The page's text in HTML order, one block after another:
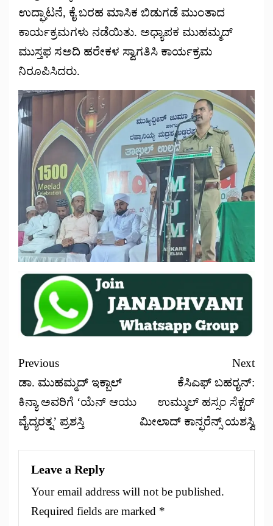
ಉದ್ಘಾಟನೆ, ಕೈ ಬರಹ ಮಾಸಿಕ ಬಿಡುಗಡೆ ಮುಂತಾದ
ಕಾರ್ಯಕ್ರಮಗಳು ನಡೆಯಿತು. ಅಧ್ಯಾಪಕ ಮುಹಮ್ಮದ್
ಮುಸ್ತಫ ಸಅದಿ ಹರೇಕಳ ಸ್ವಾಗತಿಸಿ ಕಾರ್ಯಕ್ರಮ
ನಿರೂಪಿಸಿದರು.
Previous
ಡಾ. ಮುಹಮ್ಮದ್ ಇಕ್ಬಾಲ್
ಕಿನ್ಯಾ ಅವರಿಗೆ ‘ಯೆನ್ ಆಯು
ವೈದ್ಯರತ್ನ’ ಪ್ರಶಸ್ತಿ
Next
ಕೆಸಿಎಫ್ ಬಹರೖನ್:
ಉಮ್ಮುಲ್ ಹಸ್ಸಂ ಸೆಕ್ಟರ್
ಮೀಲಾದ್ ಕಾನ್ಫರೆನ್ಸ್ ಯಶಸ್ವಿ
Leave a Reply
Your email address will not be published.
Required fields are marked *